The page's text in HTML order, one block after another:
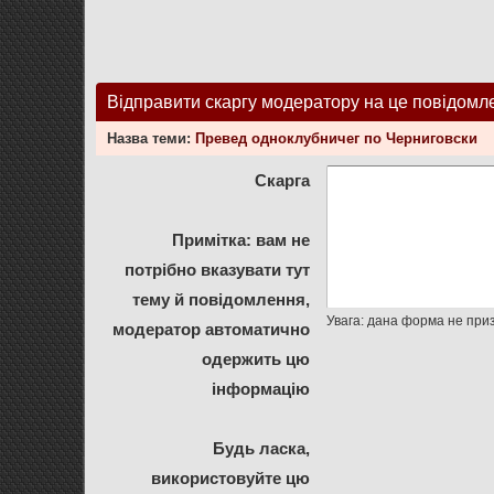
Відправити скаргу модератору на це
Назва теми: Превед одноклубничег по Черниговски
Скарга
Примітка: вам не
потрібно вказувати тут
тему й повідомлення,
модератор автоматично
одержить цю
інформацію
Будь ласка,
використовуйте цю